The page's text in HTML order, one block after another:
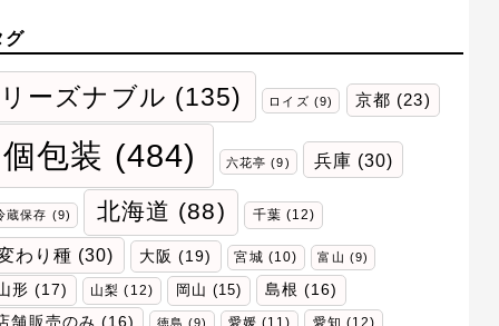
グ
リーズナブル (135) ロイズ (9) 京都 (23)
個包装 (484) 六花亭 (9) 兵庫 (30)
蔵保存 (9) 北海道 (88) 千葉 (12)
わり種 (30) 大阪 (19) 宮城 (10) 富山 (9)
形 (17) 山梨 (12) 岡山 (15) 島根 (16)
舗販売のみ (16) 徳島 (9)